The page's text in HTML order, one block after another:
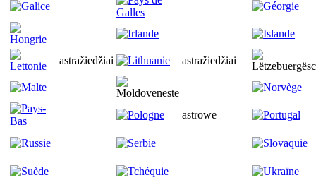
astražiedžiai astražiedžiai
astrowe